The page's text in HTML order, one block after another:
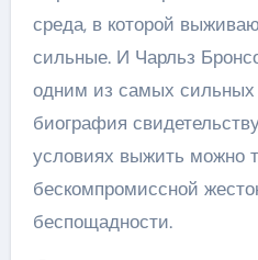
среда, в которой
сильные. И Чарльз
одним из самых сильных
биография
условиях выжить можно
бескомпромиссной
беспощадности.